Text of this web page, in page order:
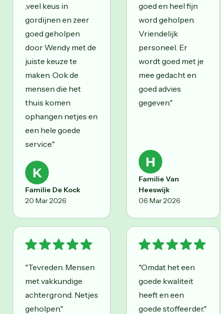
,veel keus in
gordijnen en zeer
goed geholpen
door Wendy met de
juiste keuze te
maken. Ook de
mensen die het
thuis komen
ophangen netjes en
een hele goede
service."
Familie De Kock
20 Mar 2026
goed en heel fijn
word geholpen.
Vriendelijk
personeel. Er
wordt goed met je
mee gedacht en
goed advies
gegeven."
Familie Van
Heeswijk
06 Mar 2026
"Tevreden. Mensen
met vakkundige
achtergrond. Netjes
geholpen."
"Omdat het een
goede kwaliteit
heeft en een
goede stoffeerder."